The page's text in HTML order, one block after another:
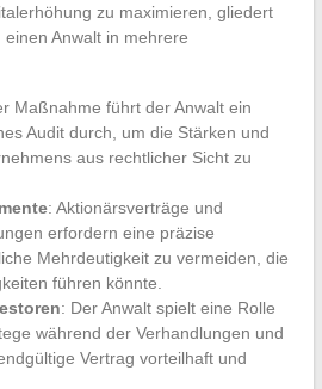
zu maximieren, gliedert
Anwalt in mehrere
Maßnahme führt der Anwalt ein
Audit durch, um die Stärken und
aus rechtlicher Sicht zu
: Aktionärsverträge und
erfordern eine präzise
Mehrdeutigkeit zu vermeiden, die
führen könnte.
: Der Anwalt spielt eine Rolle
während der Verhandlungen und
Vertrag vorteilhaft und